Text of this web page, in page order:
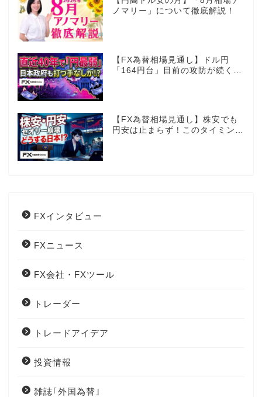
ノマリー」について徹底解説！
【FX為替相場見通し】ドル円
「164円台」目前の攻防が続く！
【FX為替相場見通し】株安でも
円安は止まらず！このタイミング
FXインタビュー
FXニュース
FX会社・FXツール
トレーダー
トレードアイデア
投資情報
雑誌｢外国為替｣